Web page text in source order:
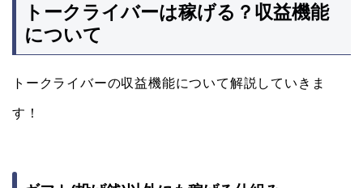
トークライバーは稼げる？収益機能
について
トークライバーの収益機能について解説していきま
す！